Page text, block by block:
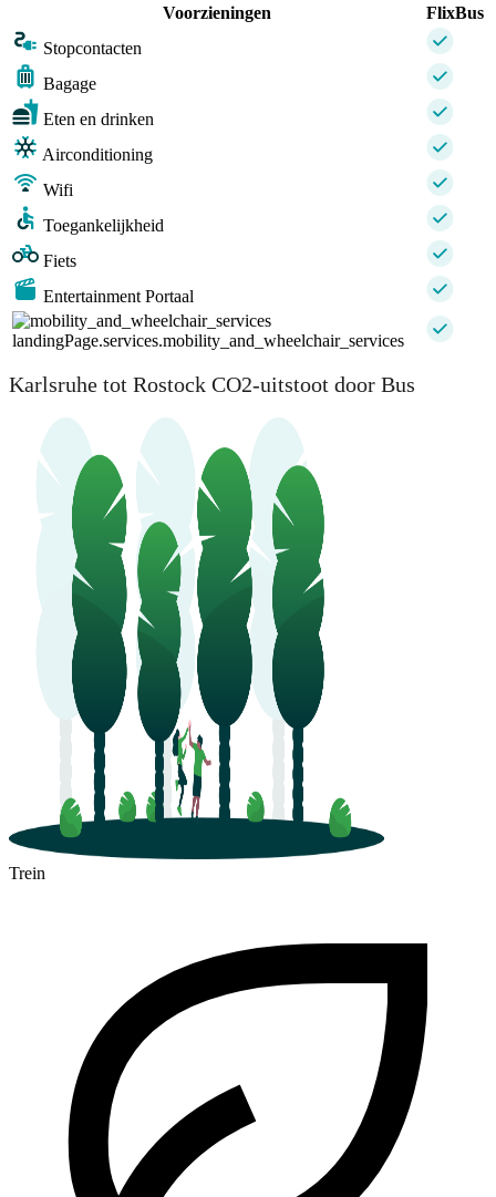
Voorzieningen
FlixBus
Stopcontacten
Bagage
Eten en drinken
Airconditioning
Wifi
Toegankelijkheid
Fiets
Entertainment Portaal
landingPage.services.mobility_and_wheelchair_services
Karlsruhe tot Rostock CO2-uitstoot door Bus
Trein